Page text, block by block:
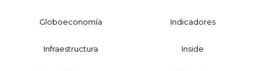
Globoeconomía Indicadores
Infraestructura Inside